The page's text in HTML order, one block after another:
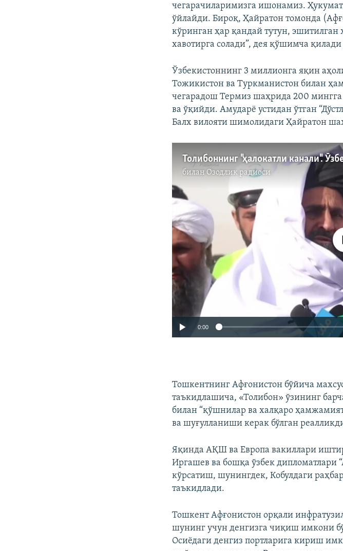
чегарачиларимизга ишонамиз.
ўйлайди. Бироқ, Ҳайратон томонда
кўринган ҳар қандай тутун,
хавотирга солади”, дея қўшимча қилади
Ўзбекистоннинг 3 миллионга яқин
Тожикистон ва Туркманистон билан
чегарадош Термиз шаҳрида 200
ва ўқийди. Амударё устидан ўтган
Балх вилояти шимолидаги Ҳайратон
билан Озодлик радиоси
Auto 240p
Айни дамда
0:00
Тошкентнинг Афғонистон бўйича
таъкидлашича, «Толибон» ўзининг
билан “қўшнилар ва халқаро
ва шуғулланиши керак бўлган
Яқинда АҚШ ва Европа вакиллари
Иргашев ва бошқа ўзбек дипломатлари
кўрсатиш, шунингдек, Кобулдаги
таъкидлади.
Тошкент Афғонистон орқали
шунинг учун денгизга чиқиш имкони
Осиёдаги денгиз портларига кириш